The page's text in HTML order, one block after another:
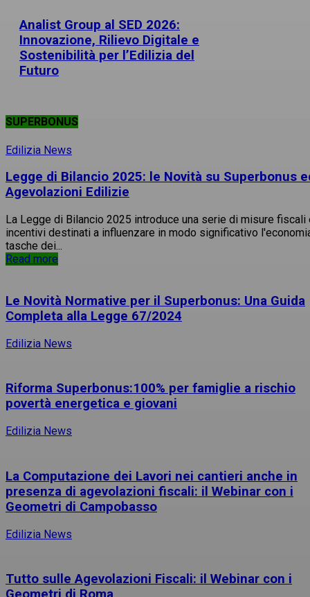
Analist Group al SED 2026:
Innovazione, Rilievo Digitale e
Sostenibilità per l’Edilizia del
Futuro
SUPERBONUS
Edilizia News
Legge di Bilancio 2025: le Novità su Superbonus
Agevolazioni Edilizie
La Legge di Bilancio 2025 introduce una serie di misure fiscali
incentivi destinati a influenzare in modo significativo
tasche dei...
Read more
Le Novità Normative per il Superbonus: Una Guida
Completa alla Legge 67/2024
Edilizia News
Riforma Superbonus:100% per famiglie a rischio
povertà energetica e giovani
Edilizia News
La Computazione dei Lavori nei cantieri anche in
presenza di agevolazioni fiscali: il Webinar con i
Geometri di Campobasso
Edilizia News
Tutto sulle Agevolazioni Fiscali: il Webinar con i